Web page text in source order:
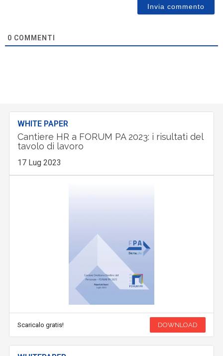
0 COMMENTI
WHITE PAPER
Cantiere HR a FORUM PA 2023: i risultati del
tavolo di lavoro
17 Lug 2023
Scaricalo gratis! DOWNLOAD